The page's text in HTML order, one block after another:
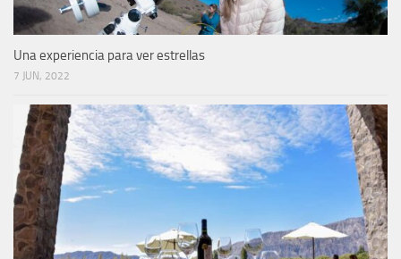
Una experiencia para ver estrellas
7 JUN, 2022